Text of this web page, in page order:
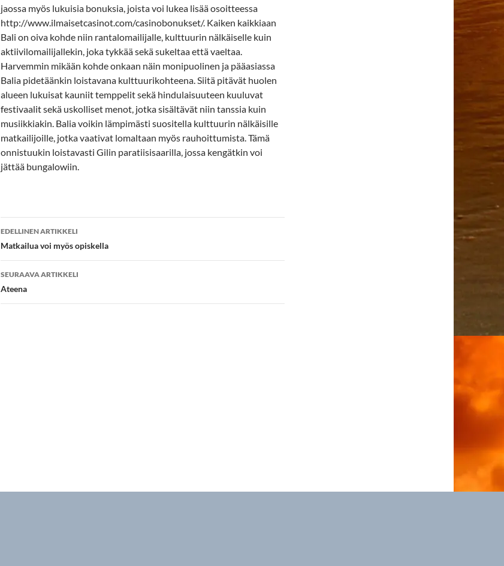
jaossa myös lukuisia bonuksia, joista voi lukea lisää osoitteessa
http://www.ilmaisetcasinot.com/casinobonukset/. Kaiken kaikkiaan
Bali on oiva kohde niin rantalomailijalle, kulttuurin nälkäiselle kuin
aktiivilomailijallekin, joka tykkää sekä sukeltaa että vaeltaa.
Harvemmin mikään kohde onkaan näin monipuolinen ja pääasiassa
Balia pidetäänkin loistavana kulttuurikohteena. Siitä pitävät huolen
alueen lukuisat kauniit temppelit sekä hindulaisuuteen kuuluvat
festivaalit sekä uskolliset menot, jotka sisältävät niin tanssia kuin
musiikkiakin. Balia voikin lämpimästi suositella kulttuurin nälkäisille
matkailijoille, jotka vaativat lomaltaan myös rauhoittumista. Tämä
onnistuukin loistavasti Gilin paratiisisaarilla, jossa kengätkin voi
jättää bungalowiin.
Artikkelien
selaus
EDELLINEN ARTIKKELI
Matkailua voi myös opiskella
SEURAAVA ARTIKKELI
Ateena